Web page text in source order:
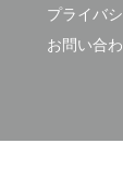
プライバ
お問い合